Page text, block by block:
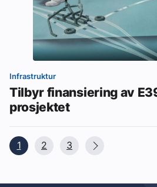
Infrastruktur
Tilbyr finansiering av
prosjektet
1 2 3